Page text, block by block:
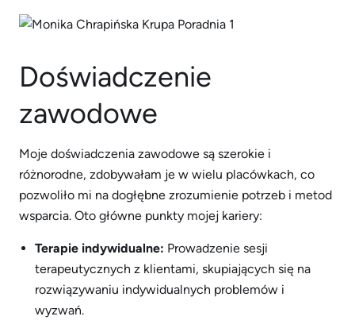
Doświadczenie
zawodowe
Moje doświadczenia zawodowe są szerokie i
różnorodne, zdobywałam je w wielu placówkach, co
pozwoliło mi na dogłębne zrozumienie potrzeb i metod
wsparcia. Oto główne punkty mojej kariery:
Terapie indywidualne: Prowadzenie sesji
terapeutycznych z klientami, skupiających się na
rozwiązywaniu indywidualnych problemów i
wyzwań.